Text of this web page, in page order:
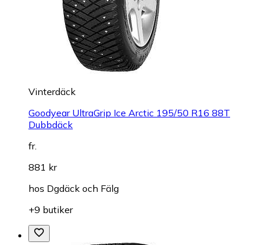
Vinterdäck
Goodyear UltraGrip Ice Arctic 195/50 R16 88T
Dubbdäck
fr.
881 kr
hos Dgdäck och Fälg
+9 butiker